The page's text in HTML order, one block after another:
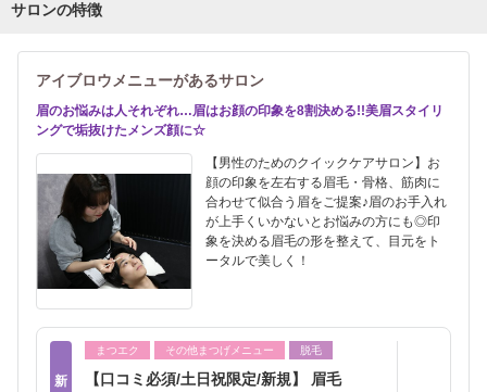
サロンの特徴
アイブロウメニューがあるサロン
眉のお悩みは人それぞれ…眉はお顔の印象を8割決める!!美眉スタイリ
ングで垢抜けたメンズ顔に☆
【男性のためのクイックケアサロン】お
顔の印象を左右する眉毛・骨格、筋肉に
合わせて似合う眉をご提案♪眉のお手入れ
が上手くいかないとお悩みの方にも◎印
象を決める眉毛の形を整えて、目元をト
ータルで美しく！
新
まつエク その他まつげメニュー 脱毛
【口コミ必須/土日祝限定/新規】 眉毛